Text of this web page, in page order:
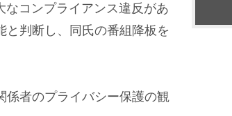
コンプライアンス違反があ
と判断し、同氏の番組降板を
係者のプライバシー保護の観